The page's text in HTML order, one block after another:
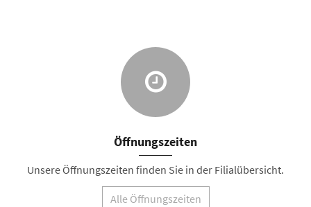
Öffnungszeiten
Unsere Öffnungszeiten finden Sie in der Filialübersicht.
Alle Öffnungszeiten